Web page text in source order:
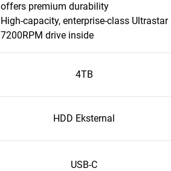
offers premium durability
High-capacity, enterprise-class Ultrastar
7200RPM drive inside
4TB
HDD Eksternal
USB-C